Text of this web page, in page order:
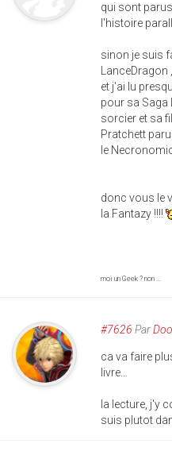
qui sont
l'histoire
sinon je suis
LanceDragon
et j'ai lu
pour sa Saga
sorcier et sa
Pratchett
le
donc vous le
la Fantazy !!!!
moi un Geek ? non ...
#7626 Par
ca va faire
livre...
la lecture, j'y
suis plutot